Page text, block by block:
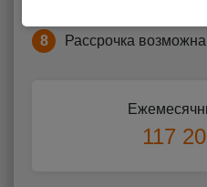
8 Рассрочка
117